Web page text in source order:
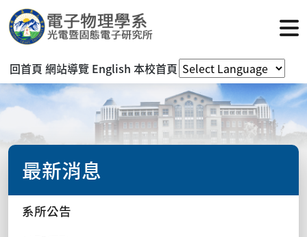
回首頁 網站導覽 English 本校首頁
最新消息
系所公告